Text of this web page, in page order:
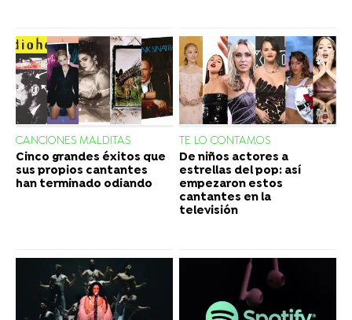
CANCIONES MALDITAS
Cinco grandes éxitos que
sus propios cantantes
han terminado odiando
TE LO CONTAMOS
De niños actores a
estrellas del pop: así
empezaron estos
cantantes en la
televisión